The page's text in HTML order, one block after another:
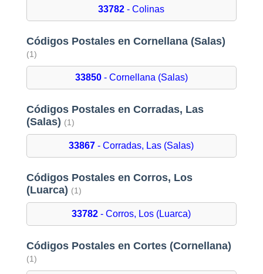
33782 - Colinas
Códigos Postales en Cornellana (Salas)
(1)
33850- Cornellana (Salas)
Códigos Postales en Corradas, Las
(Salas) (1)
33867 - Corradas, Las (Salas)
Códigos Postales en Corros, Los
(Luarca) (1)
33782 - Corros, Los (Luarca)
Códigos Postales en Cortes (Cornellana)
(1)